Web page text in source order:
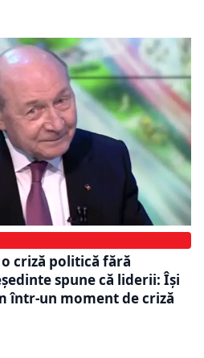
o criză politică fără
spune că liderii: Își
într-un moment de criză